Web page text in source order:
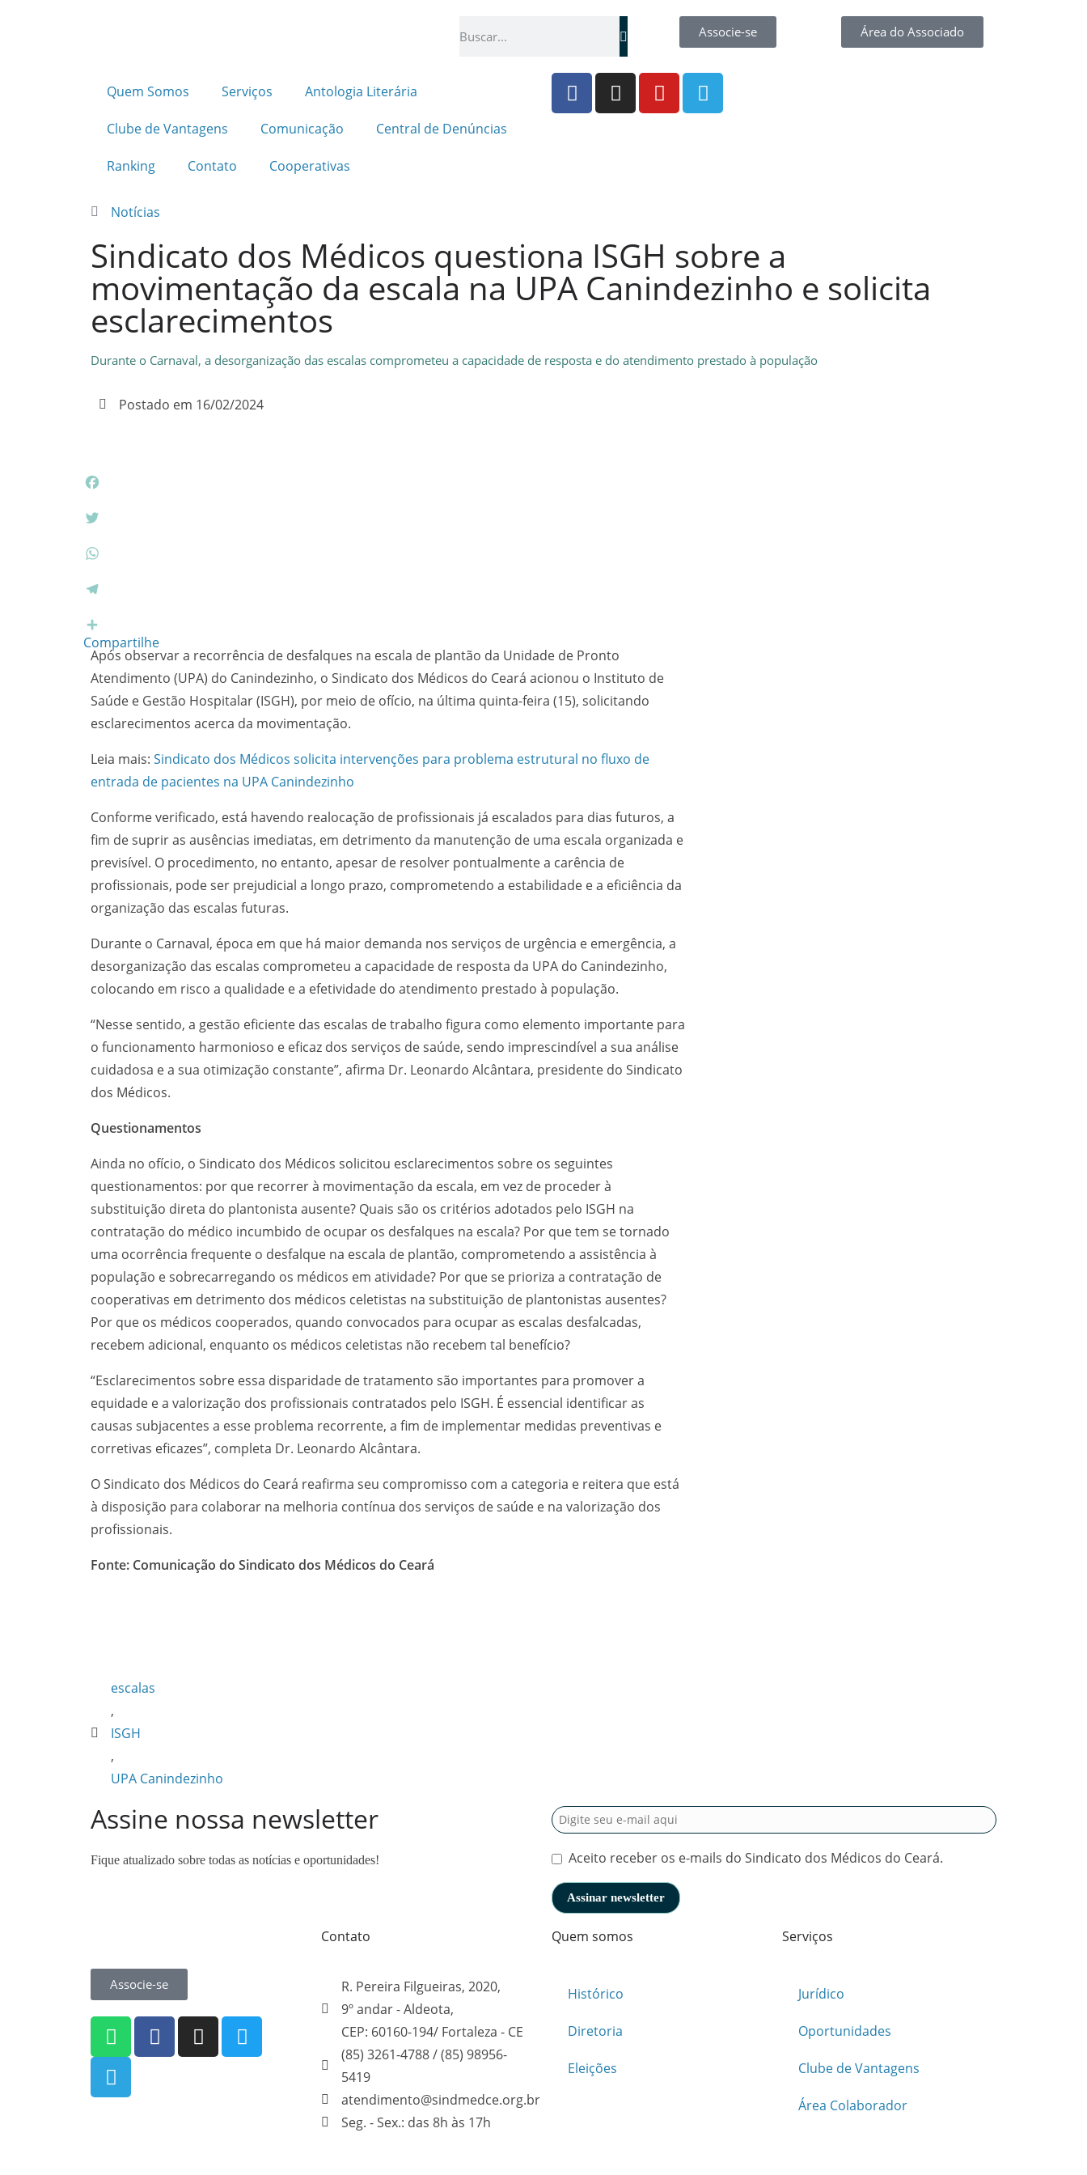
Associe-se Área do Associado
Quem Somos Serviços Antologia Literária
Clube de Vantagens Comunicação Central de Denúncias
Ranking Contato Cooperativas
Notícias
Sindicato dos Médicos questiona ISGH sobre a
movimentação da escala na UPA Canindezinho e solicita
esclarecimentos
Durante o Carnaval, a desorganização das escalas comprometeu a capacidade de resposta e do atendimento prestado à população
Postado em 16/02/2024
a
e
o
k
w
t
e
r
h
t
s
A
p
e
l
m
Compartilhe
Após observar a recorrência de desfalques na escala de plantão da Unidade de Pronto
Atendimento (UPA) do Canindezinho, o Sindicato dos Médicos do Ceará acionou o Instituto de
Saúde e Gestão Hospitalar (ISGH), por meio de ofício, na última quinta-feira (15), solicitando
esclarecimentos acerca da movimentação.
Leia mais: Sindicato dos Médicos solicita intervenções para problema estrutural no fluxo de
entrada de pacientes na UPA Canindezinho
Conforme verificado, está havendo realocação de profissionais já escalados para dias futuros, a
fim de suprir as ausências imediatas, em detrimento da manutenção de uma escala organizada e
previsível. O procedimento, no entanto, apesar de resolver pontualmente a carência de
profissionais, pode ser prejudicial a longo prazo, comprometendo a estabilidade e a eficiência da
organização das escalas futuras.
Durante o Carnaval, época em que há maior demanda nos serviços de urgência e emergência, a
desorganização das escalas comprometeu a capacidade de resposta da UPA do Canindezinho,
colocando em risco a qualidade e a efetividade do atendimento prestado à população.
“Nesse sentido, a gestão eficiente das escalas de trabalho figura como elemento importante para
o funcionamento harmonioso e eficaz dos serviços de saúde, sendo imprescindível a sua análise
cuidadosa e a sua otimização constante”, afirma Dr. Leonardo Alcântara, presidente do Sindicato
dos Médicos.
Questionamentos
Ainda no ofício, o Sindicato dos Médicos solicitou esclarecimentos sobre os seguintes
questionamentos: por que recorrer à movimentação da escala, em vez de proceder à
substituição direta do plantonista ausente? Quais são os critérios adotados pelo ISGH na
contratação do médico incumbido de ocupar os desfalques na escala? Por que tem se tornado
uma ocorrência frequente o desfalque na escala de plantão, comprometendo a assistência à
população e sobrecarregando os médicos em atividade? Por que se prioriza a contratação de
cooperativas em detrimento dos médicos celetistas na substituição de plantonistas ausentes?
Por que os médicos cooperados, quando convocados para ocupar as escalas desfalcadas,
recebem adicional, enquanto os médicos celetistas não recebem tal benefício?
“Esclarecimentos sobre essa disparidade de tratamento são importantes para promover a
equidade e a valorização dos profissionais contratados pelo ISGH. É essencial identificar as
causas subjacentes a esse problema recorrente, a fim de implementar medidas preventivas e
corretivas eficazes”, completa Dr. Leonardo Alcântara.
O Sindicato dos Médicos do Ceará reafirma seu compromisso com a categoria e reitera que está
à disposição para colaborar na melhoria contínua dos serviços de saúde e na valorização dos
profissionais.
Fonte: Comunicação do Sindicato dos Médicos do Ceará
escalas
,
ISGH
,
UPA Canindezinho
Assine nossa newsletter
Fique atualizado sobre todas as notícias e oportunidades! Aceito receber os e-mails do Sindicato dos Médicos do Ceará.
Associe-se
Contato
R. Pereira Filgueiras, 2020,
9º andar - Aldeota,
CEP: 60160-194/ Fortaleza - CE
(85) 3261-4788 / (85) 98956-
5419
atendimento@sindmedce.org.br
Seg. - Sex.: das 8h às 17h
Quem somos
Histórico
Diretoria
Eleições
Serviços
Jurídico
Oportunidades
Clube de Vantagens
Área Colaborador